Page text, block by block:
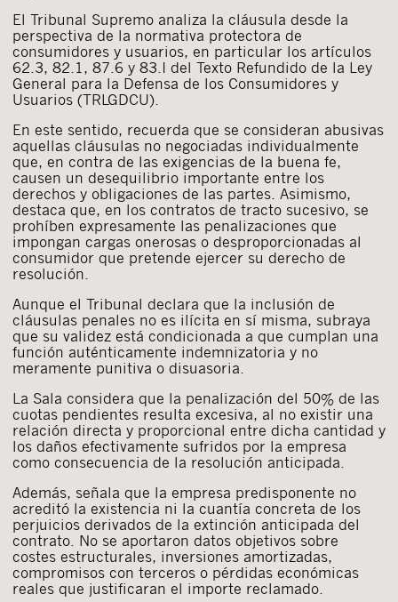
El Tribunal Supremo analiza la cláusula desde la
perspectiva de la normativa protectora de
consumidores y usuarios, en particular los artículos
62.3, 82.1, 87.6 y 83.I del Texto Refundido de la Ley
General para la Defensa de los Consumidores y
Usuarios (TRLGDCU).
En este sentido, recuerda que se consideran abusivas
aquellas cláusulas no negociadas individualmente
que, en contra de las exigencias de la buena fe,
causen un desequilibrio importante entre los
derechos y obligaciones de las partes. Asimismo,
destaca que, en los contratos de tracto sucesivo, se
prohíben expresamente las penalizaciones que
impongan cargas onerosas o desproporcionadas al
consumidor que pretende ejercer su derecho de
resolución.
Aunque el Tribunal declara que la inclusión de
cláusulas penales no es ilícita en sí misma, subraya
que su validez está condicionada a que cumplan una
función auténticamente indemnizatoria y no
meramente punitiva o disuasoria.
La Sala considera que la penalización del 50% de las
cuotas pendientes resulta excesiva, al no existir una
relación directa y proporcional entre dicha cantidad y
los daños efectivamente sufridos por la empresa
como consecuencia de la resolución anticipada.
Además, señala que la empresa predisponente no
acreditó la existencia ni la cuantía concreta de los
perjuicios derivados de la extinción anticipada del
contrato. No se aportaron datos objetivos sobre
costes estructurales, inversiones amortizadas,
compromisos con terceros o pérdidas económicas
reales que justificaran el importe reclamado.